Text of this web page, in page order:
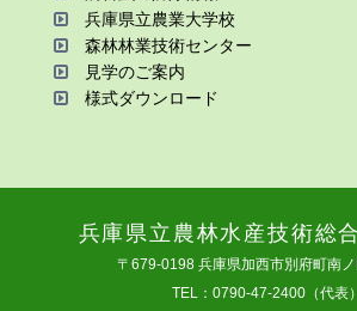
兵庫県⽴農業⼤学校
森林林業技術センター
⾒学のご案内
様式ダウンロード
兵庫県⽴農林⽔産技術総
〒679-0198 兵庫県加⻄市別府町南
TEL：0790-47-2400（代表）